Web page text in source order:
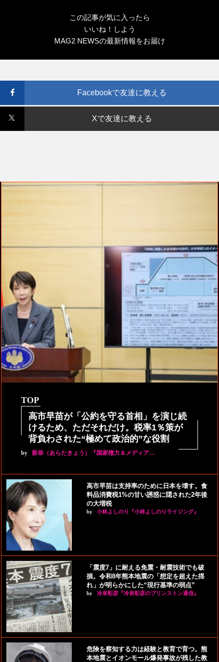
この記事が気に入ったら
いいね！しよう
MAG2 NEWSの最新情報をお届け
Facebookで友達に教える
Xで友達に教える
TOP
高市早苗が「公約を守る首相」を演じ続
けるため、ただそれだけ。税率1％策が
背負わされた“極めて政治的”な役割
by 新恭（あらたきょう）『国家権力＆メディア…
高市早苗は支持率のために日本を壊す。食
料品消費税1%の甘い誘惑に隠された2年後
の大増税
by 小林よしのり『小林よしのりライジング』
「震度7」に耐える免震・耐震技術でも破
損。令和8年熊本地震の「想定を超えた揺
れ」が明らかにした“現行基準の弱点”
by 冷泉彰彦『冷泉彰彦のプリンストン通信』
危険を察知する力は経験と教育で育つ。熊
本地震とイオンモール爆発事故が残した教